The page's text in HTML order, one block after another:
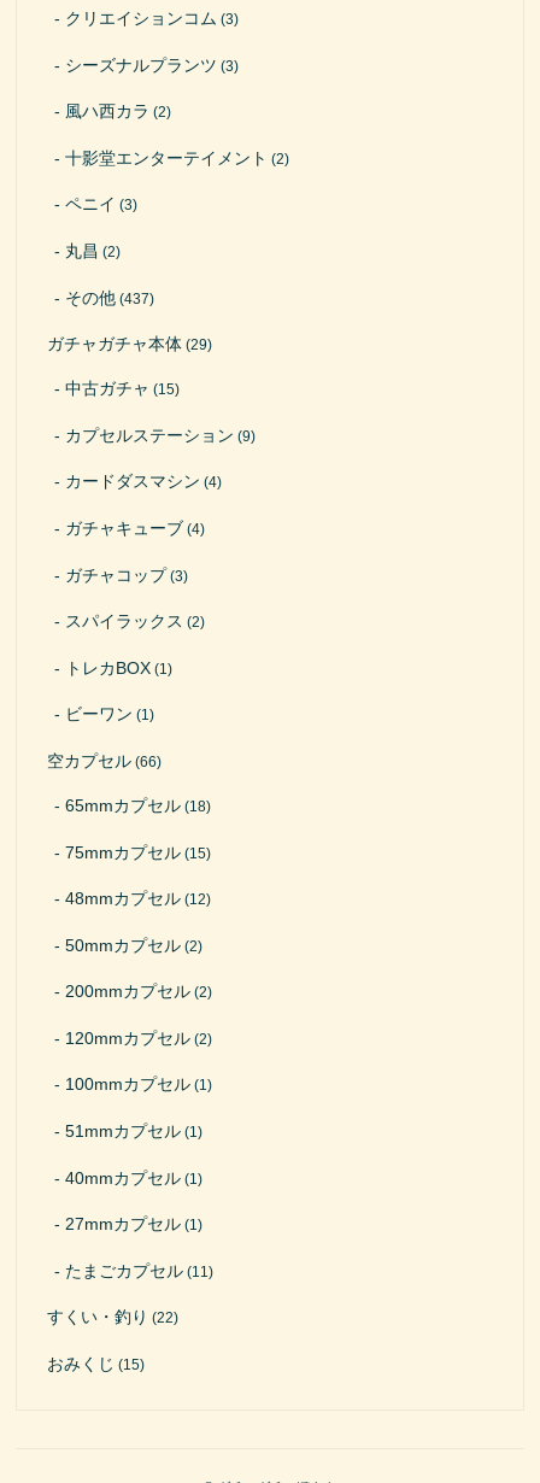
クリエイションコム (3)
シーズナルプランツ (3)
風ハ西カラ (2)
十影堂エンターテイメント (2)
ペニイ (3)
丸昌 (2)
その他 (437)
ガチャガチャ本体 (29)
中古ガチャ (15)
カプセルステーション (9)
カードダスマシン (4)
ガチャキューブ (4)
ガチャコップ(3)
スパイラックス (2)
トレカBOX (1)
ビーワン (1)
空カプセル (66)
65mmカプセル (18)
75mmカプセル (15)
48mmカプセル (12)
50mmカプセル (2)
200mmカプセル (2)
120mmカプセル (2)
100mmカプセル (1)
51mmカプセル (1)
40mmカプセル (1)
27mmカプセル (1)
たまごカプセル (11)
すくい・釣り (22)
おみくじ (15)